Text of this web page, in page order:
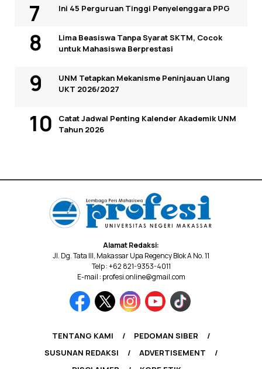
Ini 45 Perguruan Tinggi Penyelenggara PPG
Lima Beasiswa Tanpa Syarat SKTM, Cocok
untuk Mahasiswa Berprestasi
UNM Tetapkan Mekanisme Peninjauan Ulang
UKT 2026/2027
Catat Jadwal Penting Kalender Akademik UNM
Tahun 2026
Alamat Redaksi:
Jl. Dg. Tata III, Makassar Upa Regency Blok A No. 11
Telp : +62 821-9353-4011
E-mail : profesi.online@gmail.com
TENTANG KAMI
PEDOMAN SIBER
SUSUNAN REDAKSI
ADVERTISEMENT